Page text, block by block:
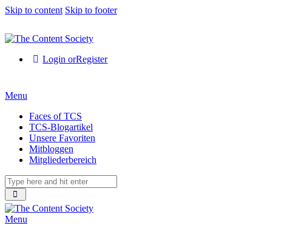
Skip to content Skip to footer
Login orRegister
Menu
Faces of TCS
TCS-Blogartikel
Unsere Favoriten
Mitbloggen
Mitgliederbereich
Menu